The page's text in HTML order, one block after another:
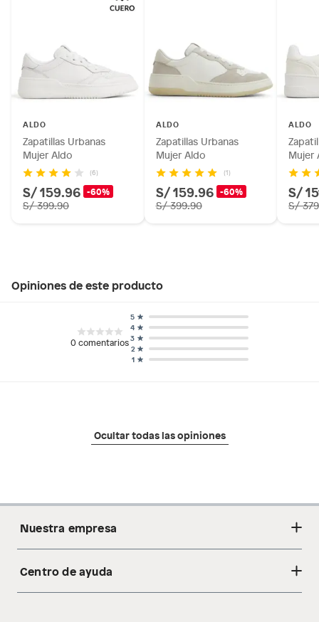
ALDO
Zapatillas Urbanas
Mujer Aldo
(6)
S/ 159.96 -60%
S/ 399.90
ALDO
Zapatillas Urbanas
Mujer Aldo
(1)
S/ 159.96 -60%
S/ 399.90
ALDO
Mujer
S/
S/
Opiniones de este producto
0comentarios
1
2
3
4
5
Ocultar todas las opiniones
Nuestra empresa
Acerca de nosotros
Centro de ayuda